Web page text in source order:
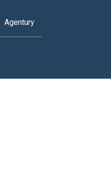
Agentury